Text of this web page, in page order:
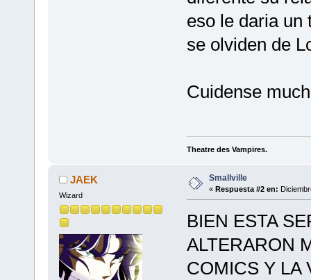
eso le daria un
se olviden de
Cuidense
Theatre des Vampires.
JAEK
Wizard
Smallville
« Respuesta #2 en:
BIEN ESTA
ALTERARON
COMICS Y LA